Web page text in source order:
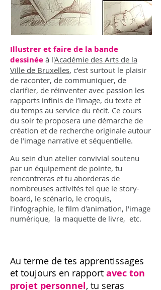
Illustrer et faire de la bande
dessinée à l'Académie des Arts de la
Ville de Bruxelles, c’est surtout le plaisir
de raconter, de communiquer, de
clarifier, de réinventer avec passion les
rapports infinis de l’image, du texte et
du temps au service du récit. Ce cours
du soir te proposera une démarche de
création et de recherche originale autour
de l’image narrative et séquentielle.
Au sein d'un atelier convivial soutenu
par un équipement de pointe, tu
rencontreras et tu aborderas de
nombreuses activités tel que le story-
board, le scénario, le croquis,
l'infographie, le film d'animation, l'image
numérique, la maquette de livre, etc.
Au terme de tes apprentissages
et toujours en rapport avec ton
projet personnel, tu seras